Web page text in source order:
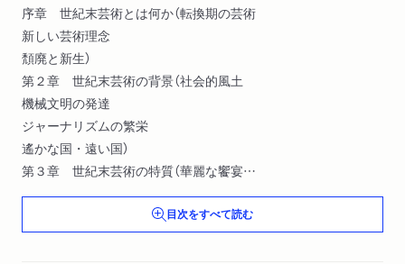
序章 世紀末芸術とは何か（転換期の芸術
新しい芸術理念
頽廃と新生）
第２章 世紀末芸術の背景（社会的風土
機械文明の発達
ジャーナリズムの繁栄
遙かな国・遠い国）
第３章 世紀末芸術の特質（華麗な饗宴
魂の深淵
音楽性と文学性）
目次をすべて読む